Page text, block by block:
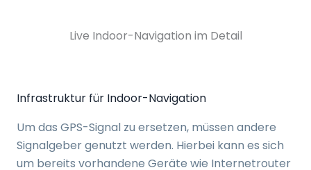
Live Indoor-Navigation im Detail
Infrastruktur für Indoor-Navigation
Um das GPS-Signal zu ersetzen, müssen andere
Signalgeber genutzt werden. Hierbei kann es sich
um bereits vorhandene Geräte wie Internetrouter